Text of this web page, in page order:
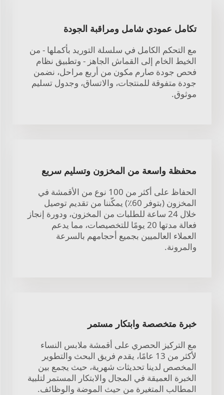
تكامل عمودي شامل ومراقبة الجودة
مع التحكم الكامل في سلسلة التوريد بأكملها - من
الخيط الخام إلى القماش الجاهز - وتطبيق نظام
فحص جودة صارم مكون من أربع مراحل، نضمن
جودة متفوقة للمنتجات، والاتساق، وجدول تسليم
موثوق.
محفظة واسعة من المخزون وتسليم سريع
الحفاظ على أكثر من 100 نوع من الأقمشة في
المخزون (بتوفر 60٪) يمكّننا من تقديم توصيل
خلال 24 ساعة للطلبات من المخزون، ودورة إنجاز
فعالة مدتها 20 يومًا للتخصيصات، مما يدعم
العملاء العالميين بجميع أحجامهم بالسرعة
والمرونة.
خبرة متخصصة وابتكار مستمر
مع التركيز الحصري على أقمشة ملابس النساء
لأكثر من 13 عامًا، يقدم فريق البحث والتطوير
المخصص لدينا تحديثات شهرية، حيث يجمع بين
الخبرة العميقة في المجال والابتكار المستمر لتلبية
المطالب المتغيرة من حيث الموضة والوظائف.